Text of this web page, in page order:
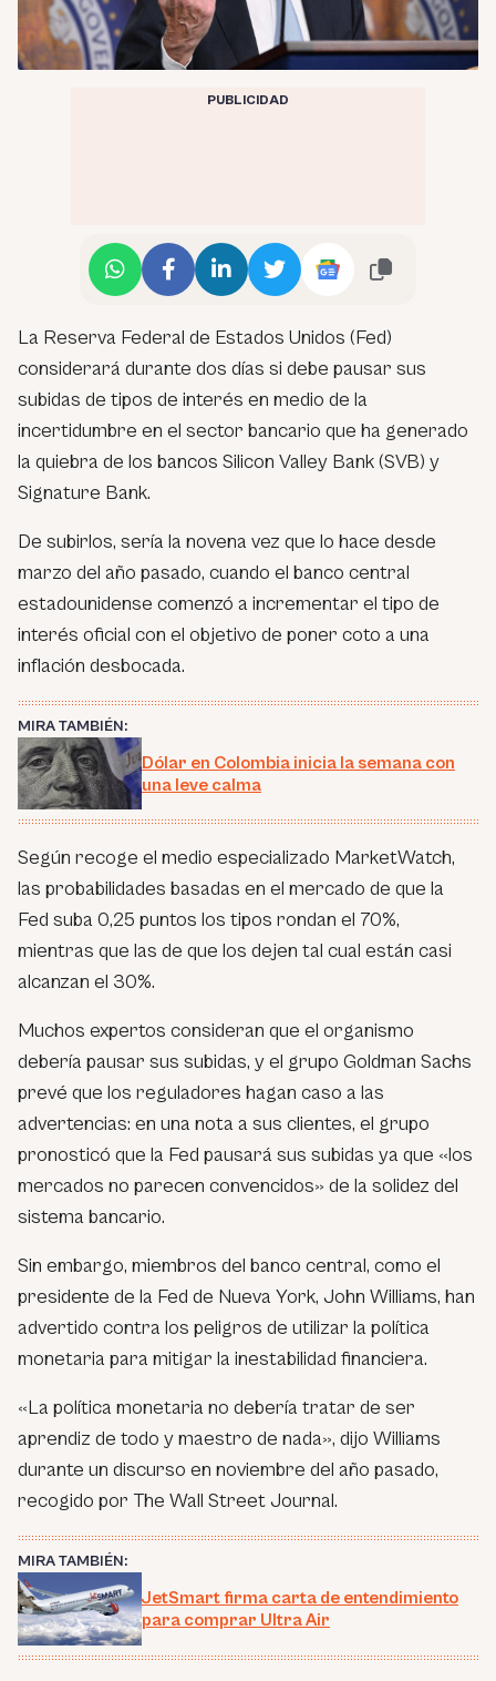
PUBLICIDAD
La Reserva Federal de Estados Unidos (Fed)
considerará durante dos días si debe pausar sus
subidas de tipos de interés en medio de la
incertidumbre en el sector bancario que ha generado
la quiebra de los bancos Silicon Valley Bank (SVB) y
Signature Bank.
De subirlos, sería la novena vez que lo hace desde
marzo del año pasado, cuando el banco central
estadounidense comenzó a incrementar el tipo de
interés oficial con el objetivo de poner coto a una
inflación desbocada.
MIRA TAMBIÉN:
Dólar en Colombia inicia la semana con
una leve calma
Según recoge el medio especializado MarketWatch,
las probabilidades basadas en el mercado de que la
Fed suba 0,25 puntos los tipos rondan el 70%,
mientras que las de que los dejen tal cual están casi
alcanzan el 30%.
Muchos expertos consideran que el organismo
debería pausar sus subidas, y el grupo Goldman Sachs
prevé que los reguladores hagan caso a las
advertencias: en una nota a sus clientes, el grupo
pronosticó que la Fed pausará sus subidas ya que «los
mercados no parecen convencidos» de la solidez del
sistema bancario.
Sin embargo, miembros del banco central, como el
presidente de la Fed de Nueva York, John Williams, han
advertido contra los peligros de utilizar la política
monetaria para mitigar la inestabilidad financiera.
«La política monetaria no debería tratar de ser
aprendiz de todo y maestro de nada», dijo Williams
durante un discurso en noviembre del año pasado,
recogido por The Wall Street Journal.
MIRA TAMBIÉN:
JetSmart firma carta de entendimiento
para comprar Ultra Air